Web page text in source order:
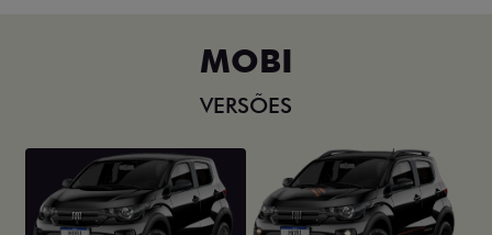
MOBI
VERSÕES